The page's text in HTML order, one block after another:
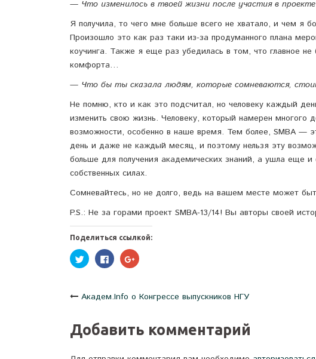
— Что изменилось в твоей жизни после участия в проекте
Я получила, то чего мне больше всего не хватало, и чем я
Произошло это как раз таки из-за продуманного плана
коучинга. Также я еще раз убедилась в том, что главное
комфорта…
— Что бы ты сказала людям, которые сомневаются,
Не помню, кто и как это подсчитал, но человеку каждый
изменить свою жизнь. Человеку, который намерен многого
возможности, особенно в наше время. Тем более, SMBA —
день и даже не каждый месяц, и поэтому нельзя эту
больше для получения академических знаний, а ушла еще
собственных силах.
Сомневайтесь, но не долго, ведь на вашем месте может
P.S.: Не за горами проект SMBA-13/14! Вы авторы своей
Поделиться ссылкой:
Нажмите,
чтобы
поделиться
(Открывается
в
Нажмите
здесь,
чтобы
на
Facebook.
окне)
Нажмите,
чтобы
(Открывается
в
Навигация
по
Академ.Info о Конгрессе выпускников НГУ
Добавить комментарий